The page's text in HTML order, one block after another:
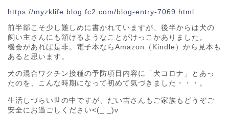
https://myzklife.blog.fc2.com/blog-entry-7069.html
前半部こそ少し難しめに書かれていますが、後半からは犬の
飼い主さんにも頷けるようなことがけっこかありました。
機会があれば是非。電子本ならAmazon（Kindle）から見本も
あると思います。
犬の混合ワクチン接種の予防項目内容に「犬コロナ」とあっ
たのを、こんな時期になって初めて気づきました・・・。
生活しづらい世の中ですが、だい吉さんもご家族もどうぞご
安全にお過ごしください<(_ _)v